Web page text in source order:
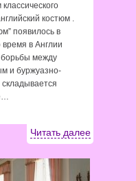
костюм .
появилось в
в Англии
между
и буржуазно-
Читать далее